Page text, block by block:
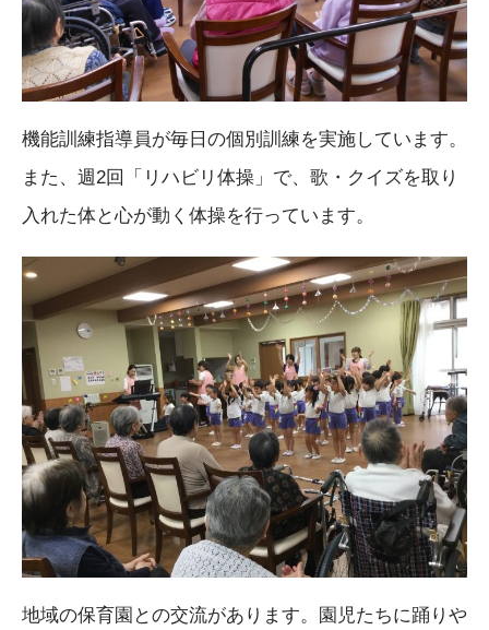
機能訓練指導員が毎日の個別訓練を実施しています。
また、週2回「リハビリ体操」で、歌・クイズを取り
入れた体と心が動く体操を行っています。
地域の保育園との交流があります。園児たちに踊りや